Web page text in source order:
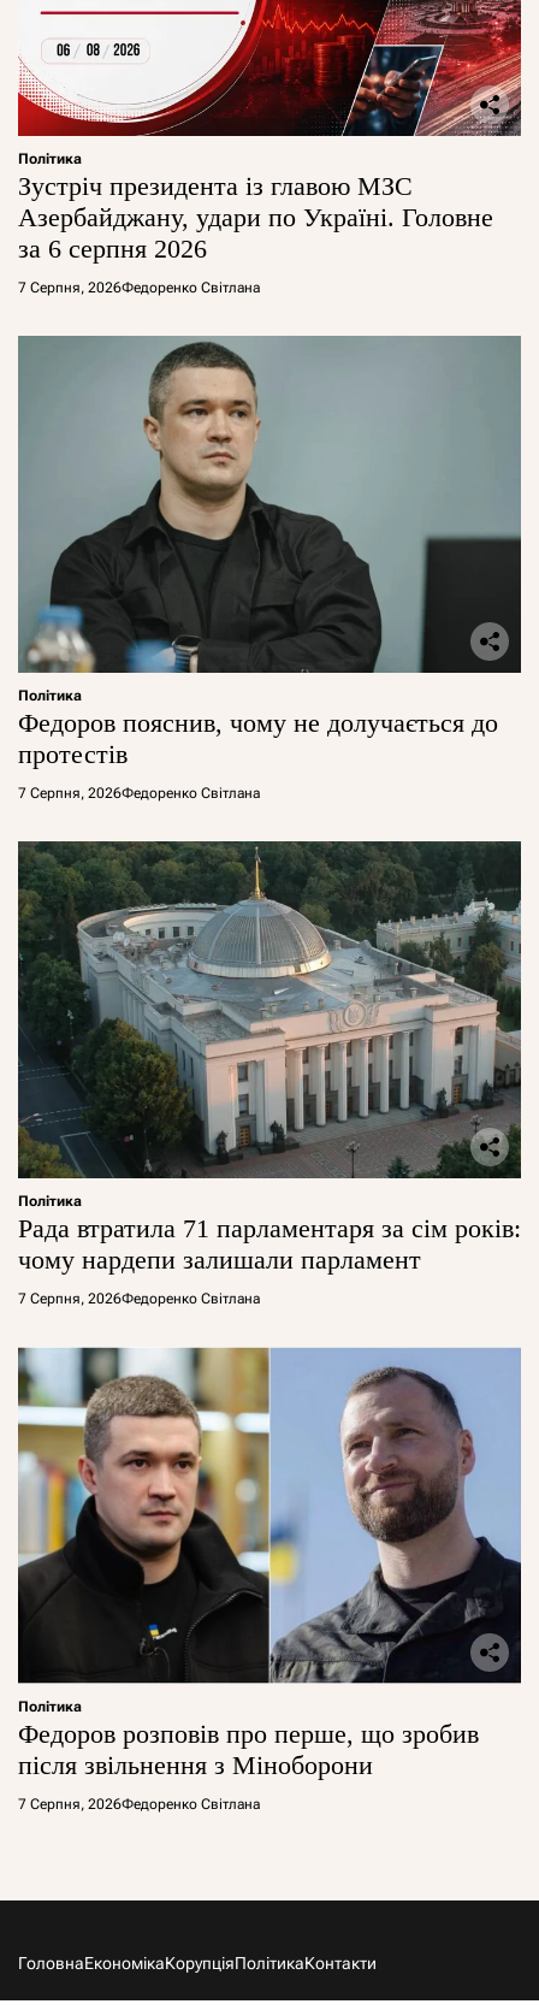
Політика
Зустріч президента із главою МЗС
Азербайджану, удари по Україні. Головне
за 6 серпня 2026
7 Серпня, 2026Федоренко Світлана
Політика
Федоров пояснив, чому не долучається до
протестів
7 Серпня, 2026Федоренко Світлана
Політика
Рада втратила 71 парламентаря за сім років:
чому нардепи залишали парламент
7 Серпня, 2026Федоренко Світлана
Політика
Федоров розповів про перше, що зробив
після звільнення з Міноборони
7 Серпня, 2026Федоренко Світлана
ГоловнаЕкономікаКорупціяПолітикаКонтакти